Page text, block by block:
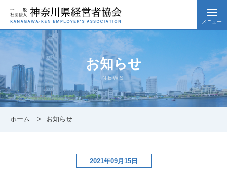
メニュー
お知らせ
NEWS
ホーム お知らせ
2021年09月15日